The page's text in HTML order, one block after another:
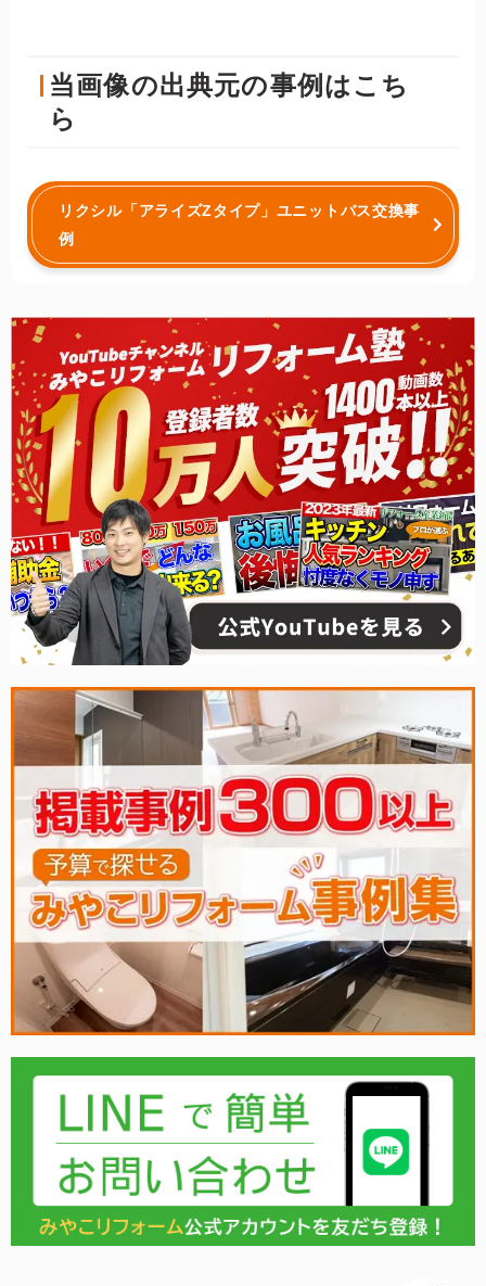
当画像の出典元の事例はこち
ら
リクシル「アライズZタイプ」ユニットバス交換事
例